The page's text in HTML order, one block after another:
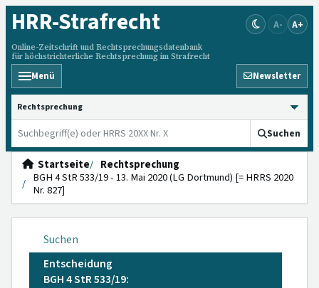
HRR-Strafrecht
Online-Zeitschrift und Rechtsprechungsdatenbank
für höchstrichterliche Rechtsprechung im Strafrecht
A- A+
Menü Newsletter
HRRS durchsuchen
Suchen
Startseite
Rechtsprechung
BGH 4 StR 533/19 - 13. Mai 2020 (LG Dortmund) [= HRRS 2020
Nr. 827]
Suchen
Entscheidung
BGH 4 StR 533/19: